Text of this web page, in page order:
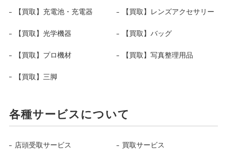
【買取】充電池・充電器 【買取】レンズアクセサリー
【買取】光学機器 【買取】バッグ
【買取】プロ機材 【買取】写真整理用品
【買取】三脚
各種サービスについて
店頭受取サービス 買取サービス